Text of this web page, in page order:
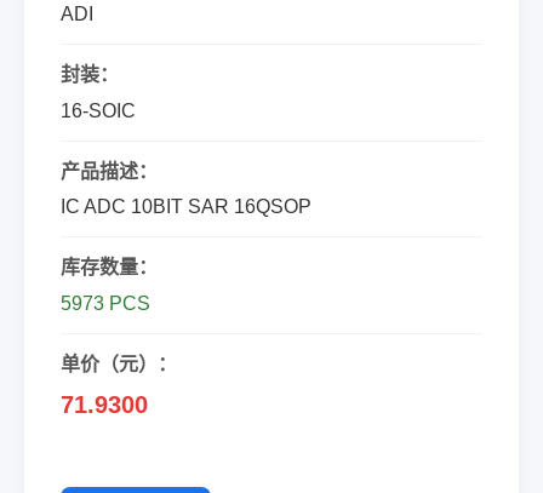
ADI
封装：
16-SOIC
产品描述：
IC ADC 10BIT SAR 16QSOP
库存数量：
5973 PCS
单价（元）：
71.9300